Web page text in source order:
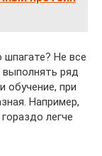
Не все
ряд
обучение, при
Например,
легче